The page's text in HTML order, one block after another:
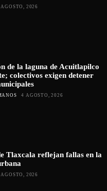
AGOSTO, 2026
de la laguna de Acuitlapilco
colectivos exigen detener
4 AGOSTO, 2026
Tlaxcala reflejan fallas en la
AGOSTO, 2026